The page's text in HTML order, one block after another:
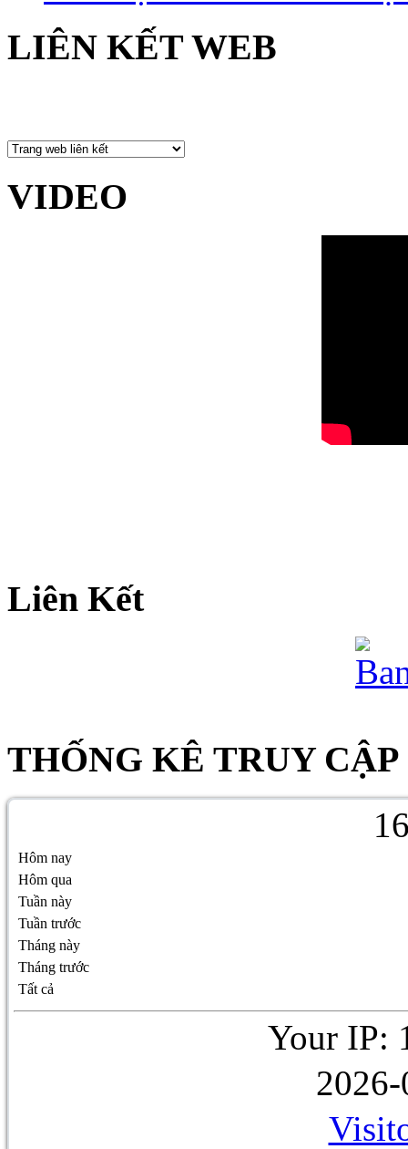
LIÊN KẾT WEB
VIDEO
Liên Kết
THỐNG KÊ TRUY CẬP
1
Hôm nay
Hôm qua
Tuần này
Tuần trước
Tháng này
Tháng trước
Tất cả
Your IP: